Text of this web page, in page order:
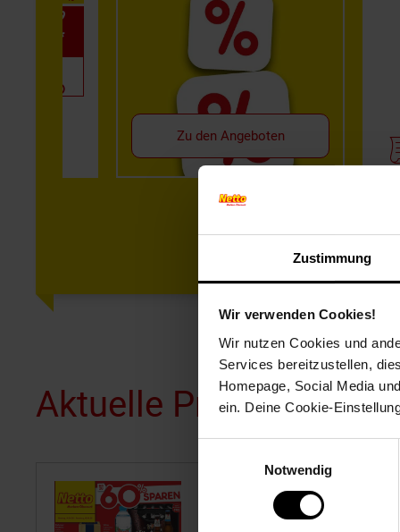
Zustimmung
Wir verwenden Cookies!
Wir nutzen Cookies und
Services bereitzustellen,
Homepage, Social Media
ein. Deine Cookie-
Notwendig
statt 1.19
0.79*
- 4.31 / kg)
Zu den Angeboten
Aktuelle Prospekte
Filial-Angebote